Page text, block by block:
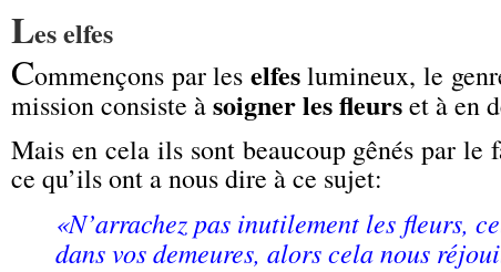
Les elfes
Commençons par les elfeslumineux, le
mission consiste àsoigner les fleurset à en
Mais en cela ils sont beaucoup gênés par le
ce qu’ils ont a nous dire à ce sujet:
«N’arrachez pas inutilement les fleurs,
dans vos demeures, alors cela nous